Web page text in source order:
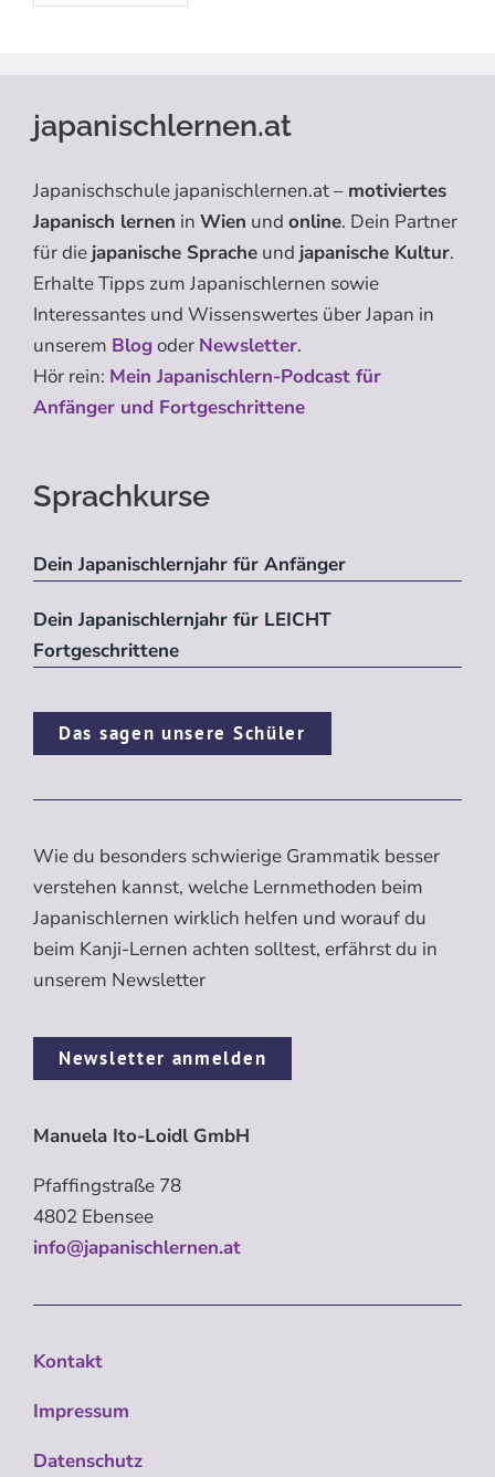
japanischlernen.at
Japanischschule japanischlernen.at – motiviertes
Japanisch lernen in Wien und online. Dein Partner
für die japanische Sprache und japanische Kultur.
Erhalte Tipps zum Japanischlernen sowie
Interessantes und Wissenswertes über Japan in
unserem Blogoder Newsletter.
Hör rein: Mein Japanischlern-Podcast für
Anfänger und Fortgeschrittene
Sprachkurse
Dein Japanischlernjahr für Anfänger
Dein Japanischlernjahr für LEICHT
Fortgeschrittene
Das sagen unsere Schüler
Wie du besonders schwierige Grammatik besser
verstehen kannst, welche Lernmethoden beim
Japanischlernen wirklich helfen und worauf du
beim Kanji-Lernen achten solltest, erfährst du in
unserem Newsletter
Newsletter anmelden
Manuela Ito-Loidl GmbH
Pfaffingstraße 78
4802 Ebensee
info@japanischlernen.at
Kontakt
Impressum
Datenschutz